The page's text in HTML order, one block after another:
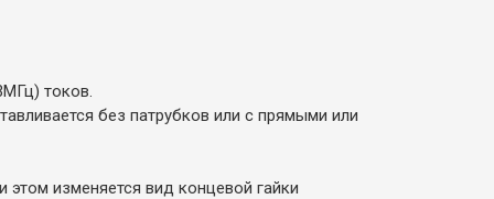
токов.
без патрубков или с прямыми или
изменяется вид концевой гайки